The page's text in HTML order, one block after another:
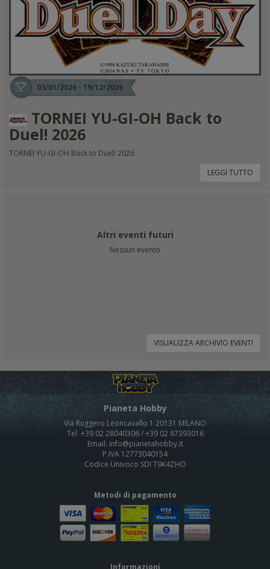
03/01/2026 - 19/12/2026
TORNEI YU-GI-OH Back to
Duel! 2026
TORNEI YU-GI-OH Back to Duel! 2026
LEGGI TUTTO
Altri eventi futuri
Nessun evento
VISUALIZZA ARCHIVIO EVENTI
Pianeta Hobby
Via Ruggero Leoncavallo 1 20131 MILANO
Tel. +39 02 28040306 / +39 02 87393016
Email: info@pianetahobby.it
P.IVA 12773040154
Codice Univoco SDI T9K4ZHO
Metodi di pagamento